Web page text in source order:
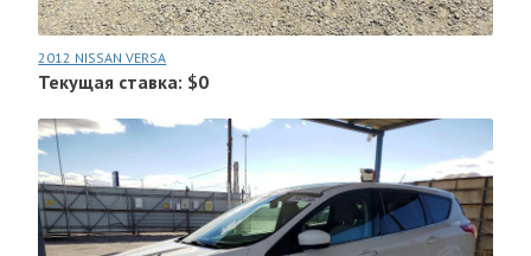
2012 NISSAN VERSA
Текущая ставка: $0